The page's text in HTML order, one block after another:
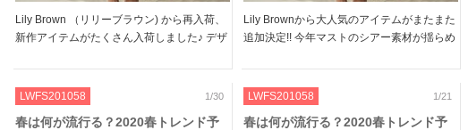
Lily Brown （リリーブラウン) から再入荷、
新作アイテムがたくさん入荷しました♪ デザ
のシアースカートも再入荷!! ぜひお早めにチ
ェックしてくださいね★ ＞＞Lily […]
Lily Brownから大人気のアイテムがまたまた
追加決定!! 今年マストのシアー素材が揺らめ
など、、 お買い逃していた方もチャンスで
す♪ ぜひチェックしてくださいね! ＞＞Lil
[…]
LWFS201058 1/30
春は何が流行る？2020春トレンド予
LWFS201058 1/21
春は何が流行る？2020春トレンド予